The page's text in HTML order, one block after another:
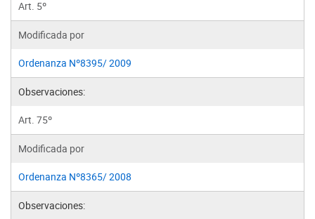
Art. 5º
Modificada por
Ordenanza Nº8395/ 2009
Observaciones:
Art. 75º
Modificada por
Ordenanza Nº8365/ 2008
Observaciones: